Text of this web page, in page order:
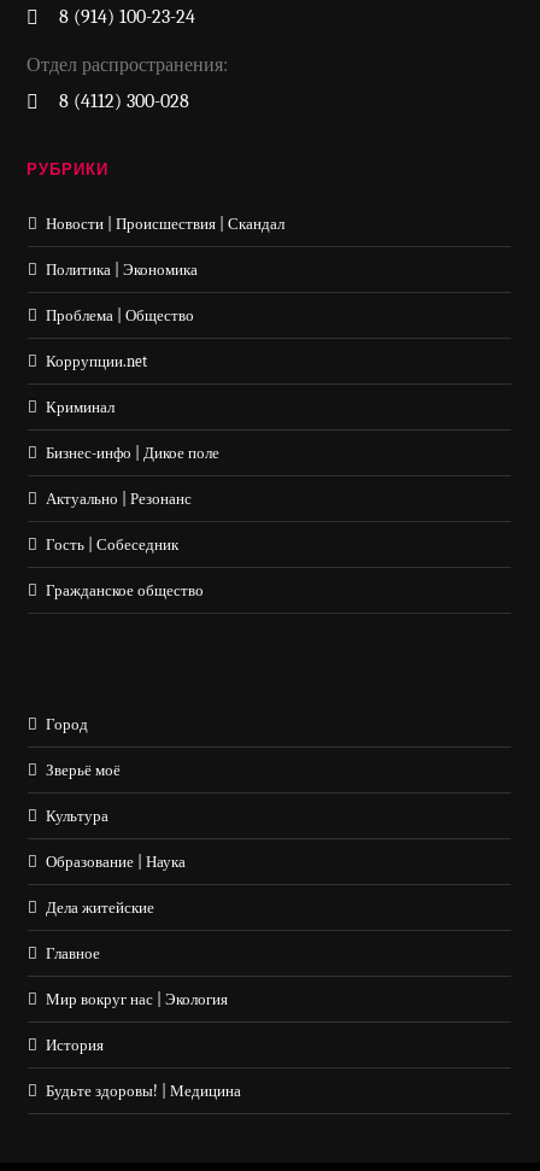
8 (914) 100-23-24
Отдел распространения:
8 (4112) 300-028
РУБРИКИ
Новости | Происшествия | Скандал
Политика | Экономика
Проблема | Общество
Коррупции.net
Криминал
Бизнес-инфо | Дикое поле
Актуально | Резонанс
Гость | Собеседник
Гражданское общество
Город
Зверьё моё
Культура
Образование | Наука
Дела житейские
Главное
Мир вокруг нас | Экология
История
Будьте здоровы! | Медицина